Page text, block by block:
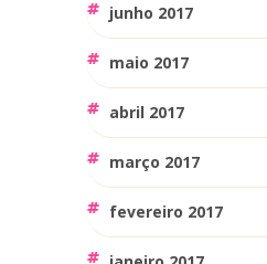
junho 2017
maio 2017
abril 2017
março 2017
fevereiro 2017